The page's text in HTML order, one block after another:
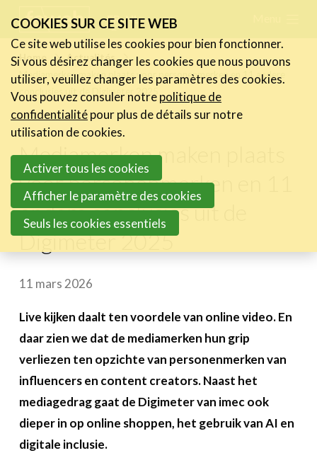
links
Jump
to
navigation
Jump
main
content
FR NL
Home
Actualités
Mediamerken maken plaats voor personenmerken en 11 andere
conclusies uit de Digimeter 2025
Mediamerken maken plaats
voor personenmerken en 11
andere conclusies uit de
Digimeter 2025
11 mars 2026
Live kijken daalt ten voordele van online video. En
daar zien we dat de mediamerken hun grip
verliezen ten opzichte van personenmerken van
influencers en content creators. Naast het
mediagedrag gaat de Digimeter van imec ook
dieper in op online shoppen, het gebruik van AI en
digitale inclusie.
Actualités
Les nouvelles du secteur
Les FeWeb Vidéos
Les Cases des membres
Activités
Cases Gallery
A propos
Become a member
COOKIES SUR CE SITE WEB
Ce site web utilise les cookies pour bien fonctionner.
Si vous désirez changer les cookies que nous pouvons
utiliser, veuillez changer les paramètres des cookies.
Vous pouvez consuler notrepolitique de
confidentialitépour plus de détails sur notre
utilisation de cookies.
Activer tous les cookies
Afficher le paramètre des cookies
Seuls les cookies essentiels